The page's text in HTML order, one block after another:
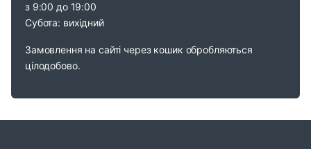
з 9:00 до 19:00
Субота: вихідний
Замовлення на сайті через кошик обробляються
цілодобово.